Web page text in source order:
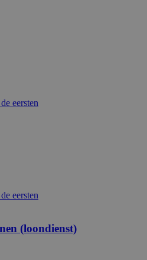
eersten
eersten
(loondienst)